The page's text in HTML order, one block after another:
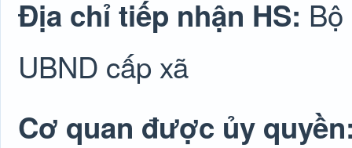
Địa chỉ tiếp nhận HS:
UBND cấp xã
Cơ quan được ủy